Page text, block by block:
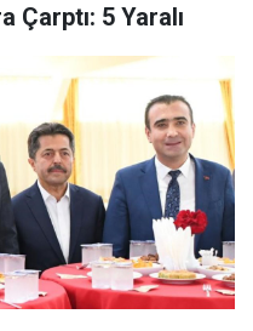
Çarptı: 5 Yaralı